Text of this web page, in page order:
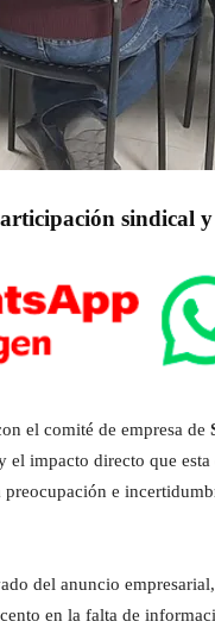
sindical
el comité de empresa de
impacto directo que
e
del anuncio
en la falta de